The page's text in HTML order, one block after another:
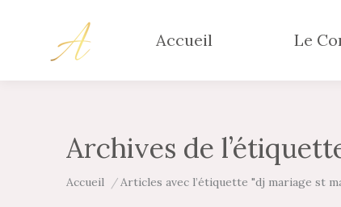
Accueil Le
Archives de
Vous êtes ici :
Accueil Articles avec l’étiquette "dj mariage st